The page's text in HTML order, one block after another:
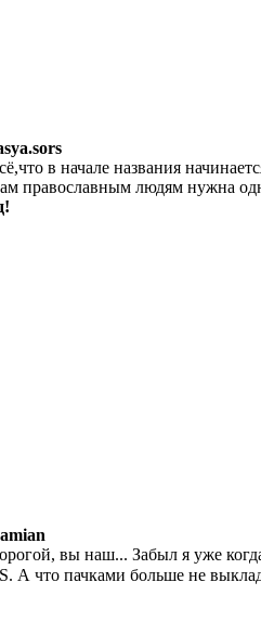
в начале названия
православным людям нужна
вы наш... Забыл я уже
А что пачками больше не